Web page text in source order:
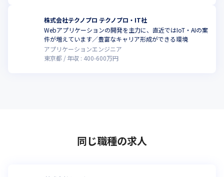
株式会社テクノプロ テクノプロ・IT社
Webアプリケーションの開発を主力に、直近ではIoT・AIの案
件が増えています／豊富なキャリア形成ができる環境
アプリケーションエンジニア
東京都
年収 : 400-600万円
同じ職種の求人